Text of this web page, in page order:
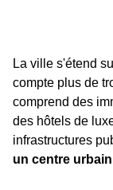
La ville s'étend
compte plus de
comprend des
des hôtels de
infrastructures
un centre